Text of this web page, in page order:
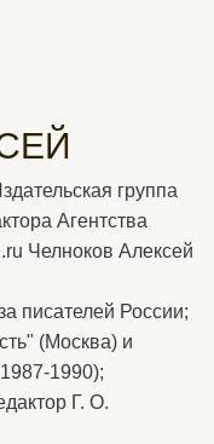
группа
Агентства
Челноков Алексей
писателей России;
(Москва) и
1990);
Г. О.